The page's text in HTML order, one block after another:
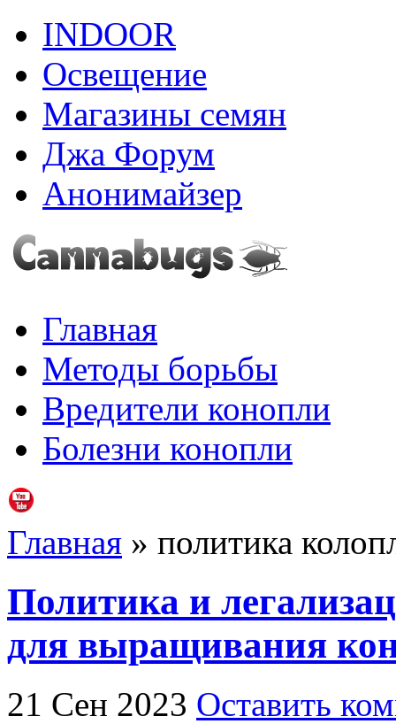
INDOOR
Освещение
Магазины семян
Джа Форум
Анонимайзер
Главная
Методы борьбы
Вредители конопли
Болезни конопли
Главная » политика
Политика и
для выращивания
21 Сен 2023 Оставить